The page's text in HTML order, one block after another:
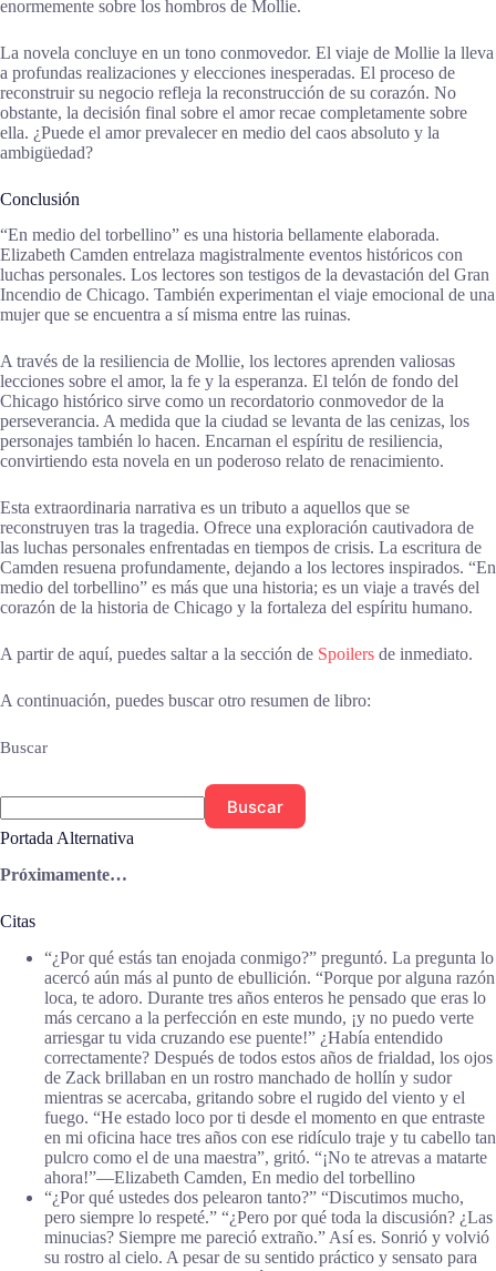
enormemente sobre los hombros de Mollie.
La novela concluye en un tono conmovedor. El viaje de Mollie la lleva
a profundas realizaciones y elecciones inesperadas. El proceso de
reconstruir su negocio refleja la reconstrucción de su corazón. No
obstante, la decisión final sobre el amor recae completamente sobre
ella. ¿Puede el amor prevalecer en medio del caos absoluto y la
ambigüedad?
Conclusión
“En medio del torbellino” es una historia bellamente elaborada.
Elizabeth Camden entrelaza magistralmente eventos históricos con
luchas personales. Los lectores son testigos de la devastación del Gran
Incendio de Chicago. También experimentan el viaje emocional de una
mujer que se encuentra a sí misma entre las ruinas.
A través de la resiliencia de Mollie, los lectores aprenden valiosas
lecciones sobre el amor, la fe y la esperanza. El telón de fondo del
Chicago histórico sirve como un recordatorio conmovedor de la
perseverancia. A medida que la ciudad se levanta de las cenizas, los
personajes también lo hacen. Encarnan el espíritu de resiliencia,
convirtiendo esta novela en un poderoso relato de renacimiento.
Esta extraordinaria narrativa es un tributo a aquellos que se
reconstruyen tras la tragedia. Ofrece una exploración cautivadora de
las luchas personales enfrentadas en tiempos de crisis. La escritura de
Camden resuena profundamente, dejando a los lectores inspirados. “En
medio del torbellino” es más que una historia; es un viaje a través del
corazón de la historia de Chicago y la fortaleza del espíritu humano.
A partir de aquí, puedes saltar a la sección de Spoilers de inmediato.
A continuación, puedes buscar otro resumen de libro:
Buscar
Buscar
Portada Alternativa
Próximamente…
Citas
“¿Por qué estás tan enojada conmigo?” preguntó. La pregunta lo
acercó aún más al punto de ebullición. “Porque por alguna razón
loca, te adoro. Durante tres años enteros he pensado que eras lo
más cercano a la perfección en este mundo, ¡y no puedo verte
arriesgar tu vida cruzando ese puente!” ¿Había entendido
correctamente? Después de todos estos años de frialdad, los ojos
de Zack brillaban en un rostro manchado de hollín y sudor
mientras se acercaba, gritando sobre el rugido del viento y el
fuego. “He estado loco por ti desde el momento en que entraste
en mi oficina hace tres años con ese ridículo traje y tu cabello tan
pulcro como el de una maestra”, gritó. “¡No te atrevas a matarte
ahora!”―Elizabeth Camden, En medio del torbellino
“¿Por qué ustedes dos pelearon tanto?” “Discutimos mucho,
pero siempre lo respeté.” “¿Pero por qué toda la discusión? ¿Las
minucias? Siempre me pareció extraño.” Así es. Sonrió y volvió
su rostro al cielo. A pesar de su sentido práctico y sensato para